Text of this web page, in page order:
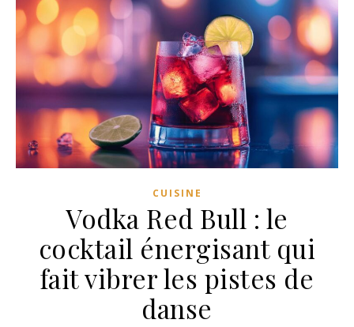
CUISINE
Vodka Red Bull : le
cocktail énergisant qui
fait vibrer les pistes de
danse